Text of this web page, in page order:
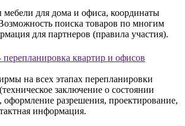
для дома и офиса, координаты
поиска товаров по многим
для партнеров (правила участия).
квартир и офисов
на всех этапах перепланировки
заключение о состоянии
оформление разрешения, проектирование,
информация.